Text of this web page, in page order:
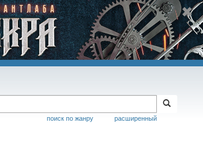
расширенный
поиск по жанру